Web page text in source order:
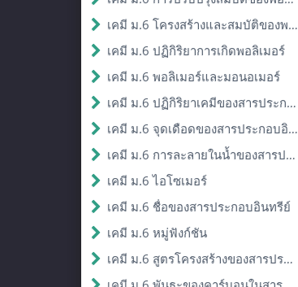
เคมี ม.6 โครงสร้างและสมบัติของพอลิเมอร์
เคมี ม.6 ปฏิกิริยาการเกิดพอลิเมอร์
เคมี ม.6 พอลิเมอร์และมอนอเมอร์
เคมี ม.6 ปฏิกิริยาเคมีของสารประกอบอินทรีย์
เคมี ม.6 จุดเดือดของสารประกอบอินทรีย์
เคมี ม.6 การละลายในน้ำของสารประกอบอินทรีย์
เคมี ม.6 ไอโซเมอร์
เคมี ม.6 ชื่อของสารประกอบอินทรีย์
เคมี ม.6 หมู่ฟังก์ชัน
เคมี ม.6 สูตรโครงสร้างของสารประกอบอินทรีย์